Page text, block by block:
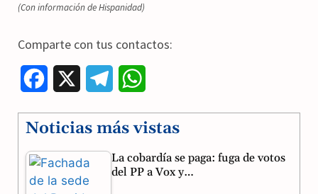
(Con información de Hispanidad)
Comparte con tus contactos:
c
e
b
l
e
a
t
Noticias más vistas
La cobardía se paga: fuga de votos
del PP a Vox y…